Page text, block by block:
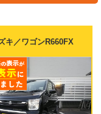
スズキ／ワゴン